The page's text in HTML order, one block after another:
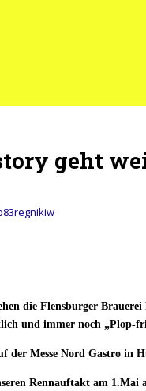
geht
die Flensburger
und immer noch „Plop-
der Messe Nord Gastro in
Rennauftakt am 1.Mai